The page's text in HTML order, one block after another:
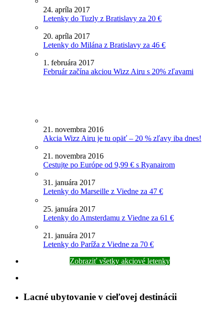
24. apríla 2017
Letenky do Tuzly z Bratislavy za 20 €
20. apríla 2017
Letenky do Milána z Bratislavy za 46 €
1. februára 2017
Február začína akciou Wizz Airu s 20% zľavami
21. novembra 2016
Akcia Wizz Airu je tu opäť – 20 % zľavy iba dnes!
21. novembra 2016
Cestujte po Európe od 9,99 € s Ryanairom
31. januára 2017
Letenky do Marseille z Viedne za 47 €
25. januára 2017
Letenky do Amsterdamu z Viedne za 61 €
21. januára 2017
Letenky do Paríža z Viedne za 70 €
Zobraziť všetky akciové letenky
Lacné ubytovanie v cieľovej destinácii